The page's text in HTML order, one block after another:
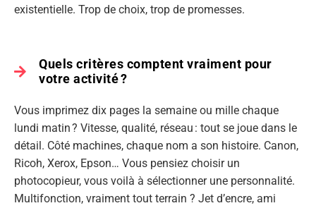
existentielle. Trop de choix, trop de promesses.
Quels critères comptent vraiment pour
votre activité ?
Vous imprimez dix pages la semaine ou mille chaque
lundi matin ? Vitesse, qualité, réseau : tout se joue dans le
détail. Côté machines, chaque nom a son histoire. Canon,
Ricoh, Xerox, Epson… Vous pensiez choisir un
photocopieur, vous voilà à sélectionner une personnalité.
Multifonction, vraiment tout terrain ? Jet d’encre, ami